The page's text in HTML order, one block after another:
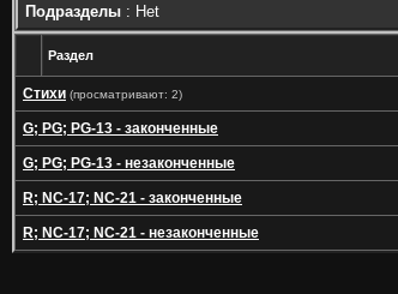
Подразделы : Het
Раздел
Стихи (просматривают: 2)
G; PG; PG-13 - законченные
G; PG; PG-13 - незаконченные
R; NC-17; NC-21 - законченные
R; NC-17; NC-21 - незаконченные